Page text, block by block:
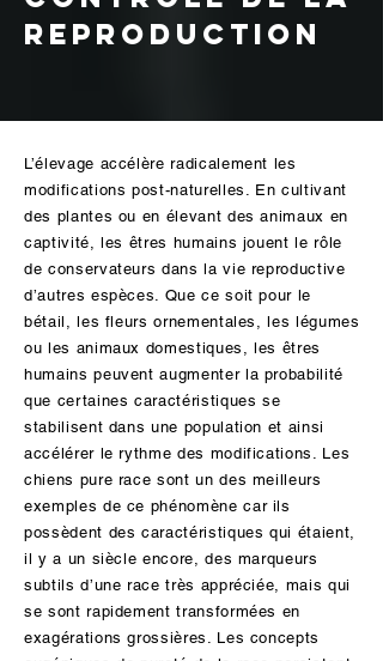
reproduction
L’élevage accélère radicalement les
modifications post-naturelles. En cultivant
des plantes ou en élevant des animaux en
captivité, les êtres humains jouent le rôle
de conservateurs dans la vie reproductive
d’autres espèces. Que ce soit pour le
bétail, les fleurs ornementales, les légumes
ou les animaux domestiques, les êtres
humains peuvent augmenter la probabilité
que certaines caractéristiques se
stabilisent dans une population et ainsi
accélérer le rythme des modifications. Les
chiens pure race sont un des meilleurs
exemples de ce phénomène car ils
possèdent des caractéristiques qui étaient,
il y a un siècle encore, des marqueurs
subtils d’une race très appréciée, mais qui
se sont rapidement transformées en
exagérations grossières. Les concepts